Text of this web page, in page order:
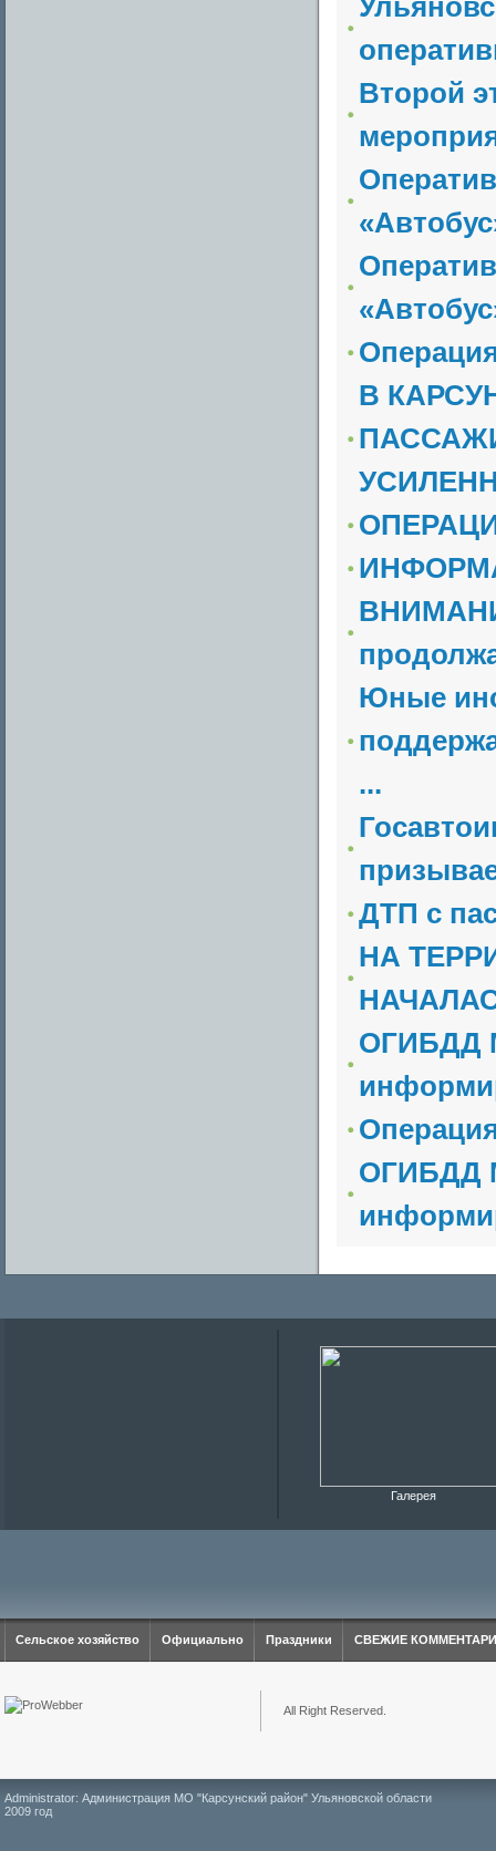
Второй
В
Юные
...
ДТП с
НА
ОГИБДД
ОГИБДД
Галерея
Сельское хозяйство Официально Праздники СВЕЖИЕ
All Right Reserved.
Administrator: Администрация МО "Карсунский район" Ульяновской области
2009 год